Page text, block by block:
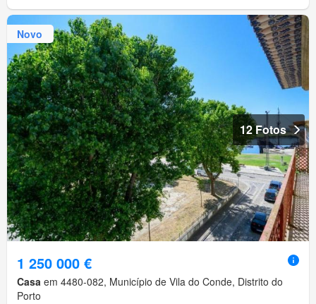
Novo
12 Fotos
1 250 000 €
Casa em 4480-082, Município de Vila do Conde, Distrito do
Porto